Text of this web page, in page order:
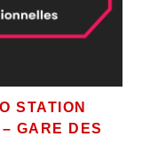
STATION
GARE DES